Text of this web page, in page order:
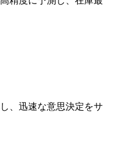
、迅速な意思決定をサ